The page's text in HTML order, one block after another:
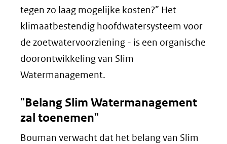
tegen zo laag mogelijke kosten?” Het
klimaatbestendig hoofdwatersysteem voor
de zoetwatervoorziening - is een organische
doorontwikkeling van Slim
Watermanagement.
"Belang Slim Watermanagement
zal toenemen"
Bouman verwacht dat het belang van Slim